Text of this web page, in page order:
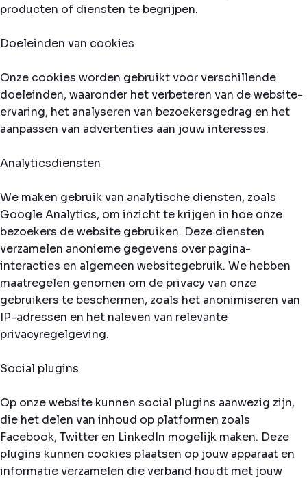
producten of diensten te begrijpen.
Doeleinden van cookies
Onze cookies worden gebruikt voor verschillende
doeleinden, waaronder het verbeteren van de website-
ervaring, het analyseren van bezoekersgedrag en het
aanpassen van advertenties aan jouw interesses.
Analyticsdiensten
We maken gebruik van analytische diensten, zoals
Google Analytics, om inzicht te krijgen in hoe onze
bezoekers de website gebruiken. Deze diensten
verzamelen anonieme gegevens over pagina-
interacties en algemeen websitegebruik. We hebben
maatregelen genomen om de privacy van onze
gebruikers te beschermen, zoals het anonimiseren van
IP-adressen en het naleven van relevante
privacyregelgeving.
Social plugins
Op onze website kunnen social plugins aanwezig zijn,
die het delen van inhoud op platformen zoals
Facebook, Twitter en LinkedIn mogelijk maken. Deze
plugins kunnen cookies plaatsen op jouw apparaat en
informatie verzamelen die verband houdt met jouw